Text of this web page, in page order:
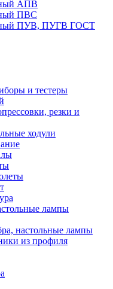
АПВ
ПВС
ПУВ, ПУГВ ГОСТ
и тестеры
резки и
ходули
лампы
настольные лампы
из профиля